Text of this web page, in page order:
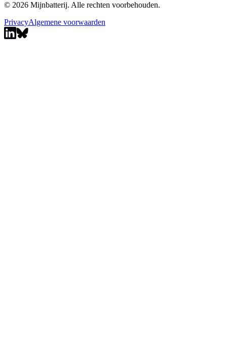
© 2026 Mijnbatterij. Alle rechten voorbehouden.
PrivacyAlgemene voorwaarden